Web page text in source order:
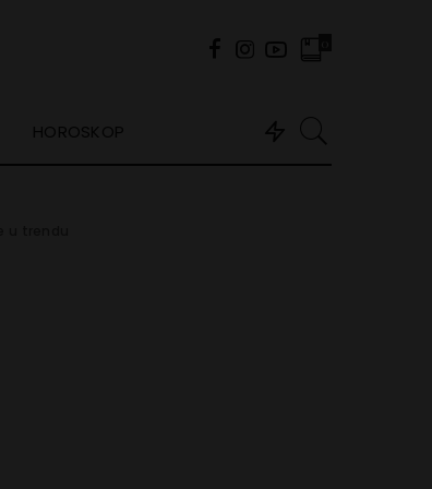
HOROSKOP